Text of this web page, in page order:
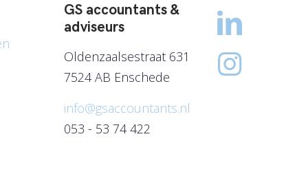
GS accountants &
adviseurs
Oldenzaalsestraat 631
7524 AB Enschede
info@gsaccountants.nl
053 - 53 74 422